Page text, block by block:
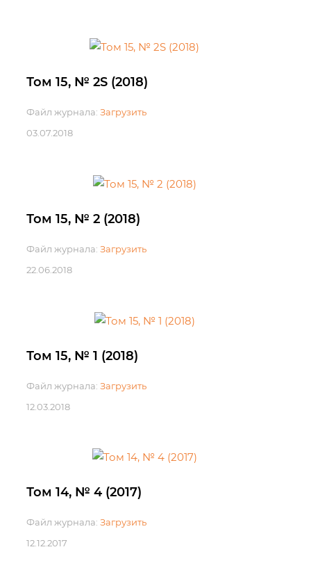
Том 15, № 2S (2018)
Файл журнала: Загрузить
03.07.2018
Том 15, № 2 (2018)
Файл журнала: Загрузить
22.06.2018
Том 15, № 1 (2018)
Файл журнала: Загрузить
12.03.2018
Том 14, № 4 (2017)
Файл журнала: Загрузить
12.12.2017